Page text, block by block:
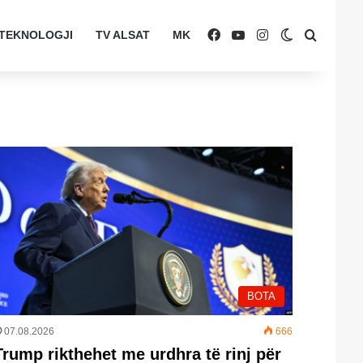
TV ALSAT MK Facebook
YouTubeInstagramSwitch skin
të larta
BOTA
07.08.2026 666
rikthehet me urdhra të rinj për